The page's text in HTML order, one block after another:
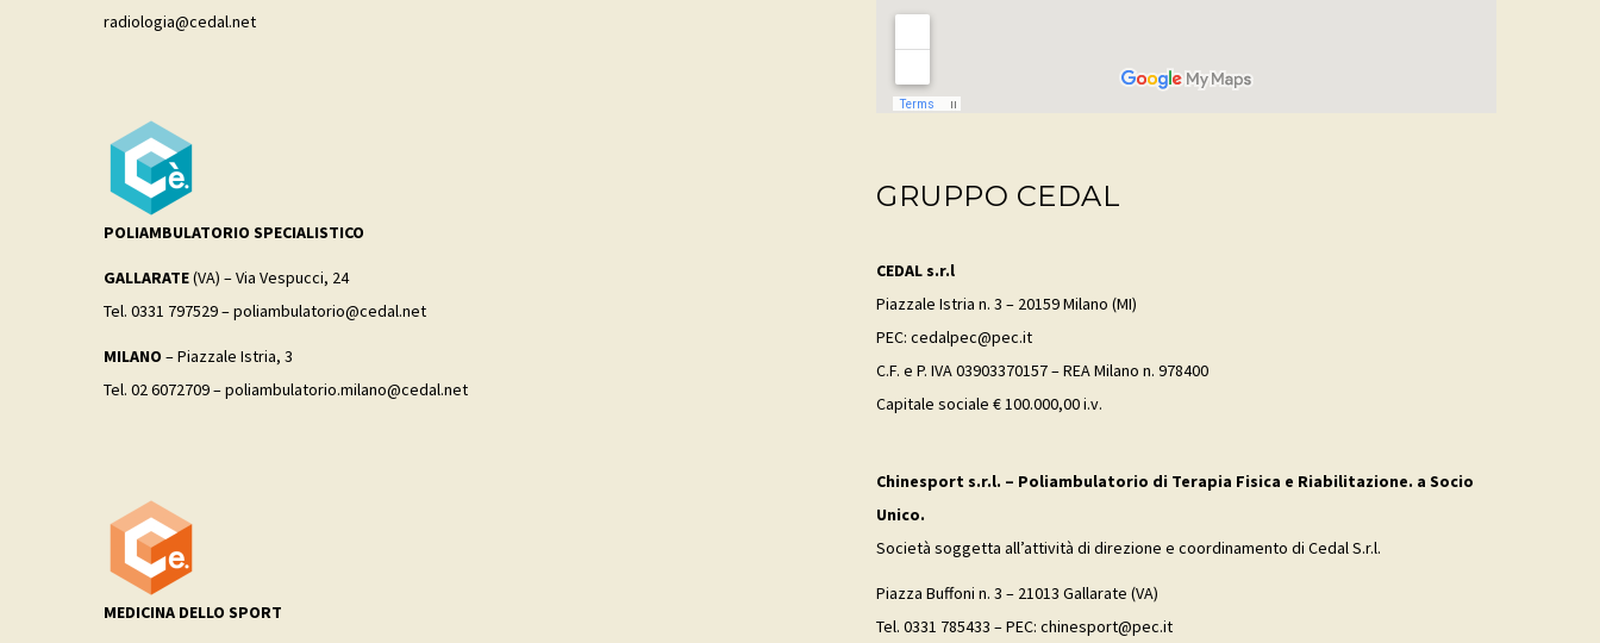
radiologia@cedal.net
POLIAMBULATORIO SPECIALISTICO
GALLARATE(VA) – Via Vespucci, 24
Tel. 0331 797529 – poliambulatorio@cedal.net
MILANO – Piazzale Istria, 3
Tel. 02 6072709 – poliambulatorio.milano@cedal.net
MEDICINA DELLO SPORT
GRUPPO CEDAL
CEDAL s.r.l
Piazzale Istria n. 3 – 20159 Milano (MI)
PEC: cedalpec@pec.it
C.F. e P. IVA 03903370157 – REA Milano n. 978400
Capitale sociale € 100.000,00 i.v.
Chinesport s.r.l. – Poliambulatorio di Terapia Fisica e Riabilitazione. a Socio
Unico.
Società soggetta all’attività di direzione e coordinamento di Cedal S.r.l.
Piazza Buffoni n. 3 – 21013 Gallarate (VA)
Tel. 0331 785433 – PEC: chinesport@pec.it